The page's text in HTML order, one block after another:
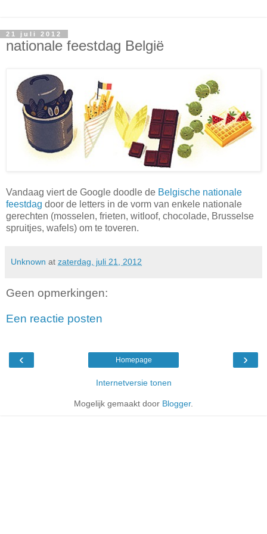
21 juli 2012
nationale feestdag België
Vandaag viert de Google doodle de Belgische nationale
feestdag door de letters in de vorm van enkele nationale
gerechten (mosselen, frieten, witloof, chocolade, Brusselse
spruitjes, wafels) om te toveren.
Unknown at zaterdag, juli 21, 2012
Geen opmerkingen:
Een reactie posten
‹ ›
Homepage
Internetversie tonen
Mogelijk gemaakt door Blogger.